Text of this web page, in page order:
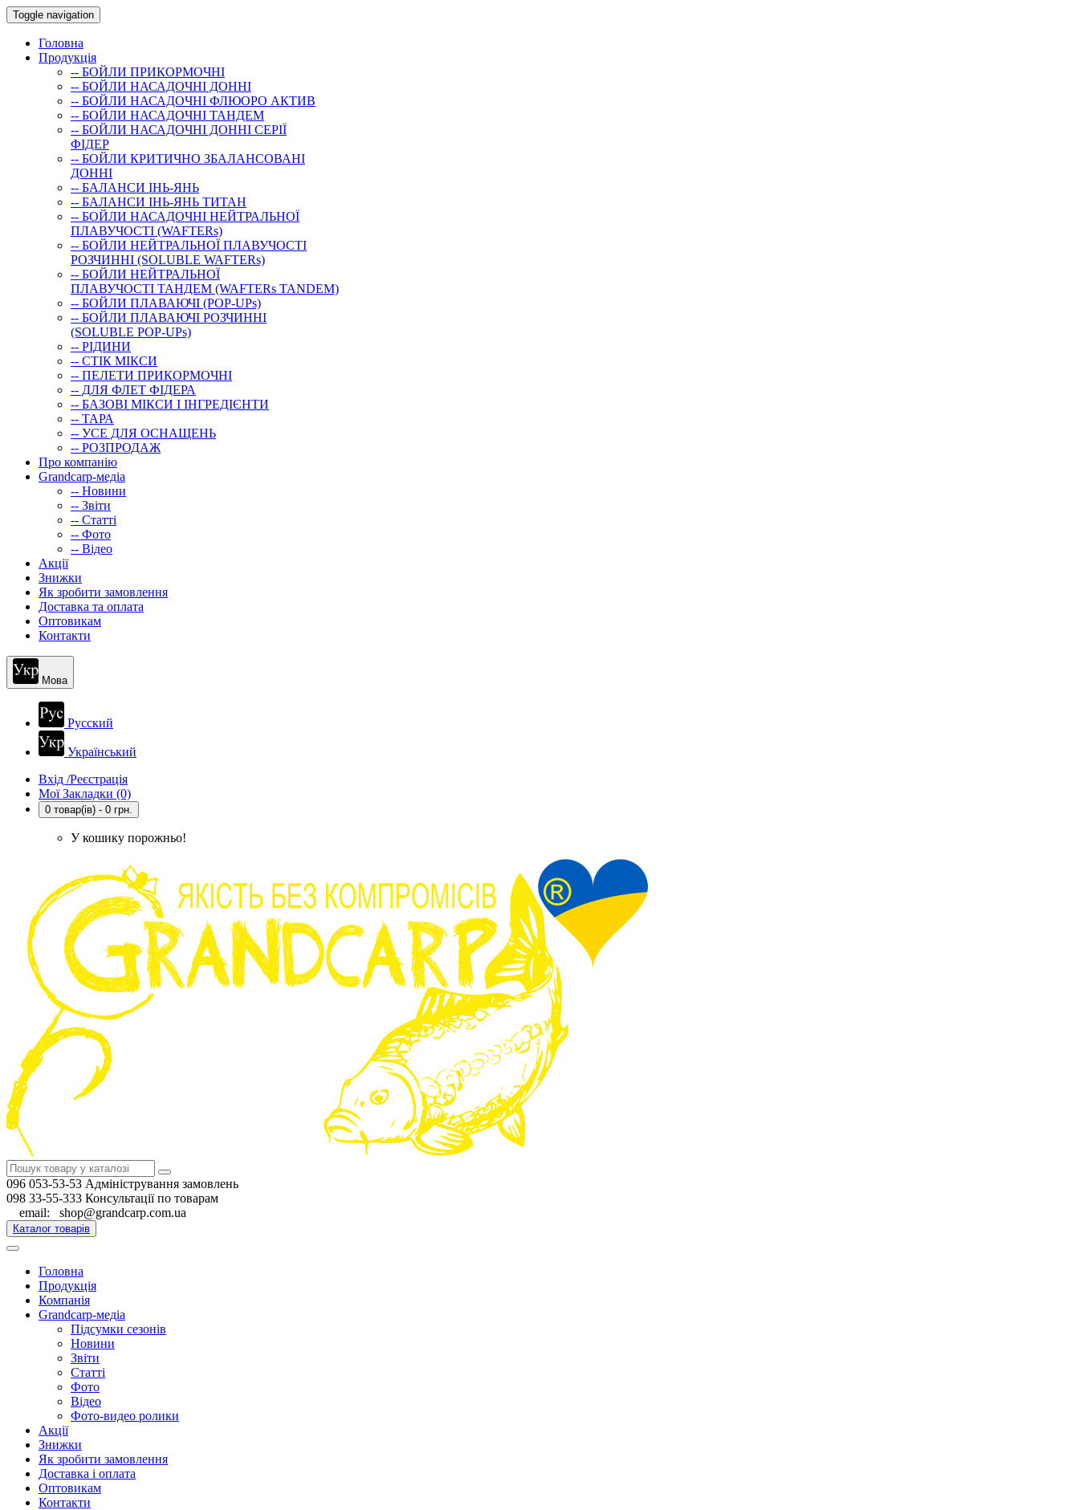
Toggle navigation
Головна
Продукція
-- БОЙЛИ ПРИКОРМОЧНI
-- БОЙЛИ НАСАДОЧНI ДОННI
-- БОЙЛИ НАСАДОЧНІ ФЛЮОРО АКТИВ
-- БОЙЛИ НАСАДОЧНІ ТАНДЕМ
-- БОЙЛИ НАСАДОЧНI ДОННI СЕРIÏ
ФIДЕР
-- БОЙЛИ КРИТИЧНО ЗБАЛАНСОВАНІ
ДОННІ
-- БАЛАНСИ ІНЬ-ЯНЬ
-- БАЛАНСИ ІНЬ-ЯНЬ ТИТАН
-- БОЙЛИ НАСАДОЧНI НЕЙТРАЛЬНОÏ
ПЛАВУЧОСТI (WAFTERs)
-- БОЙЛИ НЕЙТРАЛЬНОЇ ПЛАВУЧОСТІ
РОЗЧИННІ (SOLUBLE WAFTERs)
-- БОЙЛИ НЕЙТРАЛЬНОЇ
ПЛАВУЧОСТІ ТАНДЕМ (WAFTERs TANDEM)
-- БОЙЛИ ПЛАВАЮЧІ (POP-UPs)
-- БОЙЛИ ПЛАВАЮЧI РОЗЧИННI
(SOLUBLE POP-UPs)
-- РIДИНИ
-- СТIК МIКСИ
-- ПЕЛЕТИ ПРИКОРМОЧНІ
-- ДЛЯ ФЛЕТ ФІДЕРА
-- БАЗОВІ МІКСИ І ІНГРЕДІЄНТИ
-- ТАРА
-- УСЕ ДЛЯ ОСНАЩЕНЬ
-- РОЗПРОДАЖ
Про компанію
Grandcarp-медіа
-- Новини
-- Звіти
-- Статті
-- Фото
-- Відео
Акції
Знижки
Як зробити замовлення
Доставка та оплата
Оптовикам
Контакти
Мова
Русский
Український
Вхід /Реєстрація
Мої Закладки (0)
0 товар(ів) - 0 грн.
У кошику порожньо!
096 053-53-53 Адміністрування замовлень
098 33-55-333 Консультації по товарам
email: shop@grandcarp.com.ua
Каталог товарів
Головна
Продукція
Компанія
Grandcarp-медіа
Підсумки сезонів
Новини
Звіти
Статті
Фото
Відео
Фото-видео ролики
Акції
Знижки
Як зробити замовлення
Доставка і оплата
Оптовикам
Контакти